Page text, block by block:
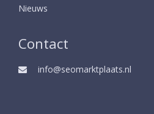
Nieuws
Contact
info@seomarktplaats.nl